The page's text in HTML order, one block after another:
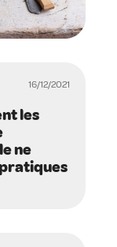
16/12/2021
les
ne